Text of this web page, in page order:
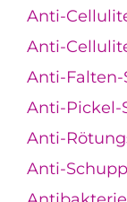
Anti-
Anti-
Anti-Falten-
Anti-Pickel-
Anti-
Anti-